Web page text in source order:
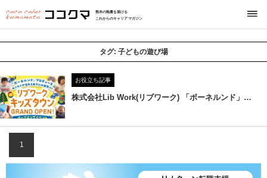
熊本の熱量を届ける
これからのキャリアマガジン
タグ: 子どもの遊び場
お役立ち記事
株式会社Lib Work(リブワーク) 「ボーネルンド」…
1